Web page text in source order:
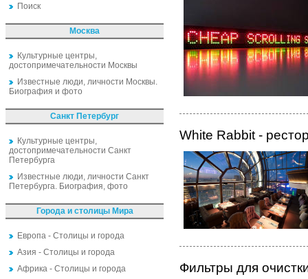
Поиск
Москва
Культурные центры,
достопримечательности Москвы
Известные люди, личности Москвы.
Биография и фото
Санкт Петербург
Культурные центры,
достопримечательности Санкт
Петербурга
Известные люди, личности Санкт
Петербурга. Биография, фото
Города и столицы Мира
Европа - Столицы и города
Азия - Столицы и города
Африка - Столицы и города
White Rabbit -
Фильтры для